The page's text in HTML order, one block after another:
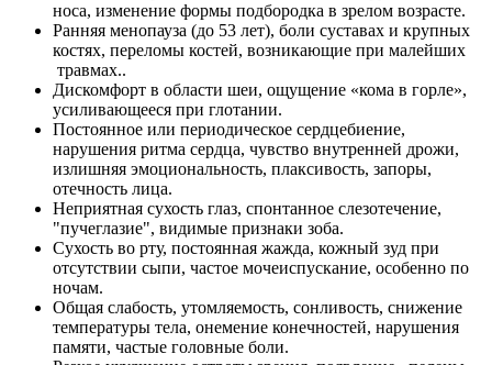
носа, изменение формы подбородка в зрелом возрасте.
Ранняя менопауза (до 53 лет), боли суставах и крупных
костях, переломы костей, возникающие при малейших
травмах..
Дискомфорт в области шеи, ощущение «кома в горле»,
усиливающееся при глотании.
Постоянное или периодическое сердцебиение,
нарушения ритма сердца, чувство внутренней дрожи,
излишняя эмоциональность, плаксивость, запоры,
отечность лица.
Неприятная сухость глаз, спонтанное слезотечение,
"пучеглазие", видимые признаки зоба.
Сухость во рту, постоянная жажда, кожный зуд при
отсутствии сыпи, частое мочеиспускание, особенно по
ночам.
Общая слабость, утомляемость, сонливость, снижение
температуры тела, онемение конечностей, нарушения
памяти, частые головные боли.